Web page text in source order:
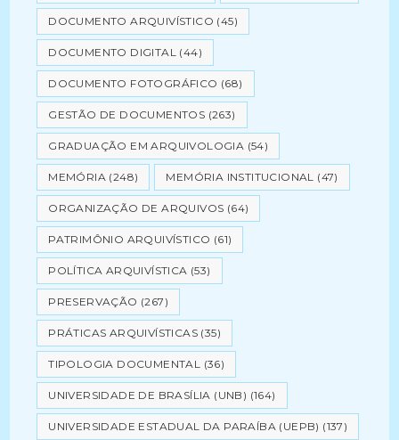
DOCUMENTO ARQUIVÍSTICO (45)
DOCUMENTO DIGITAL (44)
DOCUMENTO FOTOGRÁFICO (68)
GESTÃO DE DOCUMENTOS (263)
GRADUAÇÃO EM ARQUIVOLOGIA (54)
MEMÓRIA (248) MEMÓRIA INSTITUCIONAL (47)
ORGANIZAÇÃO DE ARQUIVOS (64)
PATRIMÔNIO ARQUIVÍSTICO (61)
POLÍTICA ARQUIVÍSTICA (53)
PRESERVAÇÃO (267)
PRÁTICAS ARQUIVÍSTICAS (35)
TIPOLOGIA DOCUMENTAL (36)
UNIVERSIDADE DE BRASÍLIA (UNB) (164)
UNIVERSIDADE ESTADUAL DA PARAÍBA (UEPB) (137)